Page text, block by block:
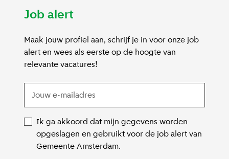
Job alert
Maak jouw profiel aan, schrijf je in voor onze job
alert en wees als eerste op de hoogte van
relevante vacatures!
Ik ga akkoord dat mijn gegevens worden
opgeslagen en gebruikt voor de job alert van
Gemeente Amsterdam.